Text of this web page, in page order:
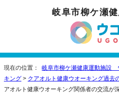
岐阜市柳ケ瀬
現在の位置： 岐阜市柳ケ瀬健康運動施設
キング > クアオルト健康ウオーキング過去
アオルト健康ウオーキング関係者の交流が